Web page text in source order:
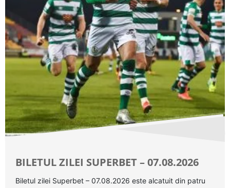
BILETUL ZILEI SUPERBET – 07.08.2026
Biletul zilei Superbet – 07.08.2026 este alcatuit din patru